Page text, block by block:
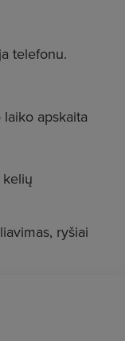
telefonu.
apskaita
ryšiai